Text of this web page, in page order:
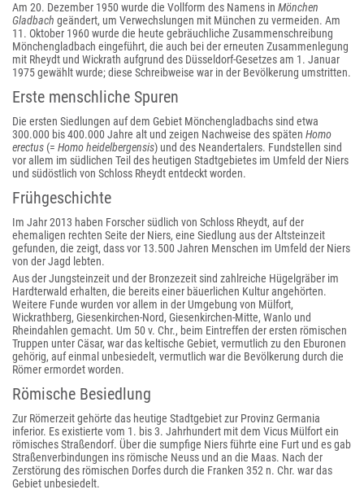
Am 20. Dezember 1950 wurde die Vollform des Namens in Mönchen
Gladbach geändert, um Verwechslungen mit München zu vermeiden. Am
11. Oktober 1960 wurde die heute gebräuchliche Zusammenschreibung
Mönchengladbach eingeführt, die auch bei der erneuten Zusammenlegung
mit Rheydt und Wickrath aufgrund des Düsseldorf-Gesetzes am 1. Januar
1975 gewählt wurde; diese Schreibweise war in der Bevölkerung umstritten.
Erste menschliche Spuren
Die ersten Siedlungen auf dem Gebiet Mönchengladbachs sind etwa
300.000 bis 400.000 Jahre alt und zeigen Nachweise des späten Homo
erectus (= Homo heidelbergensis) und des Neandertalers. Fundstellen sind
vor allem im südlichen Teil des heutigen Stadtgebietes im Umfeld der Niers
und südöstlich von Schloss Rheydt entdeckt worden.
Frühgeschichte
Im Jahr 2013 haben Forscher südlich von Schloss Rheydt, auf der
ehemaligen rechten Seite der Niers, eine Siedlung aus der Altsteinzeit
gefunden, die zeigt, dass vor 13.500 Jahren Menschen im Umfeld der Niers
von der Jagd lebten.
Aus der Jungsteinzeit und der Bronzezeit sind zahlreiche Hügelgräber im
Hardterwald erhalten, die bereits einer bäuerlichen Kultur angehörten.
Weitere Funde wurden vor allem in der Umgebung von Mülfort,
Wickrathberg, Giesenkirchen-Nord, Giesenkirchen-Mitte, Wanlo und
Rheindahlen gemacht. Um 50 v. Chr., beim Eintreffen der ersten römischen
Truppen unter Cäsar, war das keltische Gebiet, vermutlich zu den Eburonen
gehörig, auf einmal unbesiedelt, vermutlich war die Bevölkerung durch die
Römer ermordet worden.
Römische Besiedlung
Zur Römerzeit gehörte das heutige Stadtgebiet zur Provinz Germania
inferior. Es existierte vom 1. bis 3. Jahrhundert mit dem Vicus Mülfort ein
römisches Straßendorf. Über die sumpfige Niers führte eine Furt und es gab
Straßenverbindungen ins römische Neuss und an die Maas. Nach der
Zerstörung des römischen Dorfes durch die Franken 352 n. Chr. war das
Gebiet unbesiedelt.